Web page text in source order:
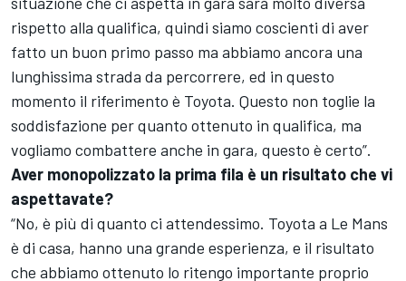
rispetto alla qualifica, quindi siamo coscienti di aver
fatto un buon primo passo ma abbiamo ancora una
lunghissima strada da percorrere, ed in questo
momento il riferimento è Toyota. Questo non toglie la
soddisfazione per quanto ottenuto in qualifica, ma
vogliamo combattere anche in gara, questo è certo”.
Aver monopolizzato la prima fila è un risultato che vi
aspettavate?
“No, è più di quanto ci attendessimo. Toyota a Le Mans
è di casa, hanno una grande esperienza, e il risultato
che abbiamo ottenuto lo ritengo importante proprio